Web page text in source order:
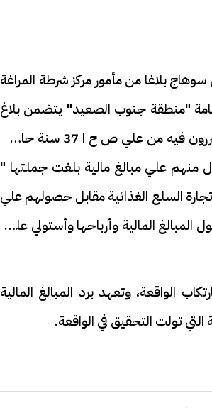
بلاغا من مأمور مركز شرطة المراغة
"منطقة جنوب الصعيد" يتضمن بلاغ
محمد ص ا م 43 سنة مهندس و3 آخرين يقيمون دائرة المحافظة يتضررون فيه من علي ص ح ا 37 سنة حاصل
منهم علي مبالغ مالية بلغت جملتها "
تجارة السلع الغذائية مقابل حصولهم علي
أصول المبالغ المالية وأرباحها وأستولي عليها
الواقعة، وتعهد برد المبالغ المالية
تولت التحقيق في الواقعة.